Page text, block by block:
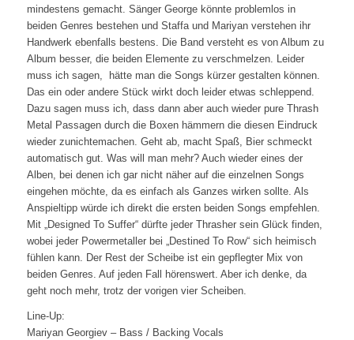
mindestens gemacht. Sänger George könnte problemlos in
beiden Genres bestehen und Staffa und Mariyan verstehen ihr
Handwerk ebenfalls bestens. Die Band versteht es von Album zu
Album besser, die beiden Elemente zu verschmelzen. Leider
muss ich sagen, hätte man die Songs kürzer gestalten können.
Das ein oder andere Stück wirkt doch leider etwas schleppend.
Dazu sagen muss ich, dass dann aber auch wieder pure Thrash
Metal Passagen durch die Boxen hämmern die diesen Eindruck
wieder zunichtemachen. Geht ab, macht Spaß, Bier schmeckt
automatisch gut. Was will man mehr? Auch wieder eines der
Alben, bei denen ich gar nicht näher auf die einzelnen Songs
eingehen möchte, da es einfach als Ganzes wirken sollte. Als
Anspieltipp würde ich direkt die ersten beiden Songs empfehlen.
Mit „Designed To Suffer“ dürfte jeder Thrasher sein Glück finden,
wobei jeder Powermetaller bei „Destined To Row“ sich heimisch
fühlen kann. Der Rest der Scheibe ist ein gepflegter Mix von
beiden Genres. Auf jeden Fall hörenswert. Aber ich denke, da
geht noch mehr, trotz der vorigen vier Scheiben.
Line-Up:
Mariyan Georgiev – Bass / Backing Vocals